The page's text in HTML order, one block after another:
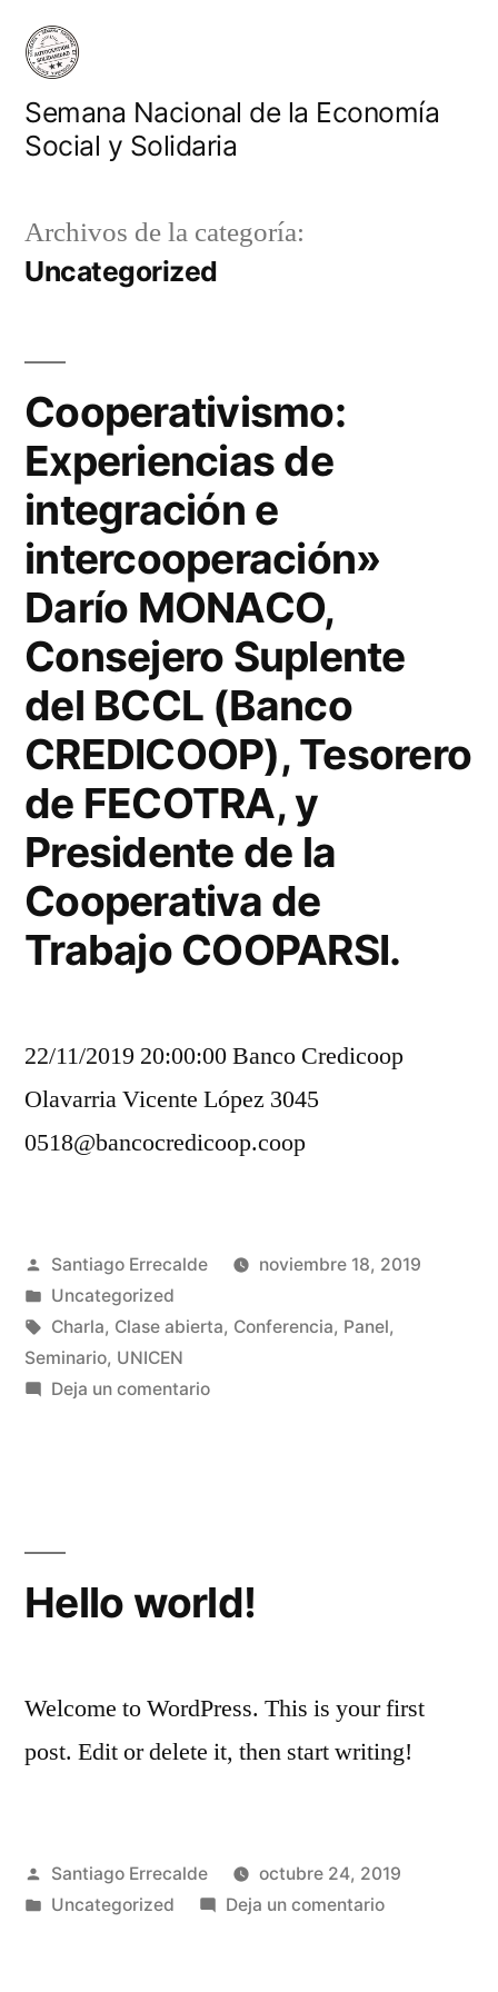
Saltar
contenido
Semana Nacional de la Economía
Social y Solidaria
Archivos de la categoría:
Uncategorized
Cooperativismo:
Experiencias de
integración e
intercooperación»
Darío MONACO,
Consejero Suplente
del BCCL (Banco
CREDICOOP), Tesorero
de FECOTRA, y
Presidente de la
Cooperativa de
Trabajo COOPARSI.
22/11/2019 20:00:00 Banco Credicoop
Olavarria Vicente López 3045
0518@bancocredicoop.coop
Publicado
por
Santiago Errecalde
noviembre 18, 2019
Publicado
en
Uncategorized
Etiquetas:
Charla, Clase abierta, Conferencia, Panel,
Seminario, UNICEN
Deja un comentarioen
Darío
Suplente
BCCL
FECOTRA,
Hello world!
Welcome to WordPress. This is your first
post. Edit or delete it, then start writing!
Publicado
por
Santiago Errecalde
octubre 24, 2019
Publicado
Uncategorized Deja un comentarioen